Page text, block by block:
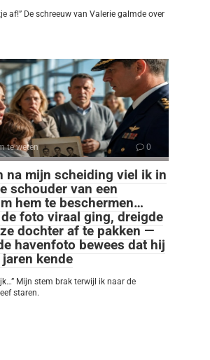
af!” De schreeuw van Valerie galmde over
te weten 0
na mijn scheiding viel ik in
schouder van een
hem te beschermen…
foto viraal ging, dreigde
dochter af te pakken —
havenfoto bewees dat hij
kende
Mijn stem brak terwijl ik naar de
staren.